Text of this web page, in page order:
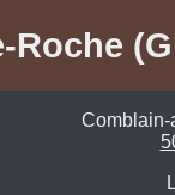
Roche
Comblain-